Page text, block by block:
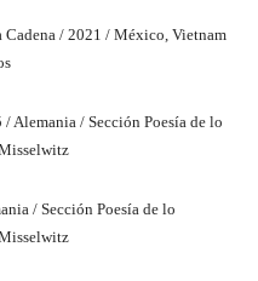
/ 2021 / México, Vietnam
Alemania / Sección Poesía de lo
/ Sección Poesía de lo